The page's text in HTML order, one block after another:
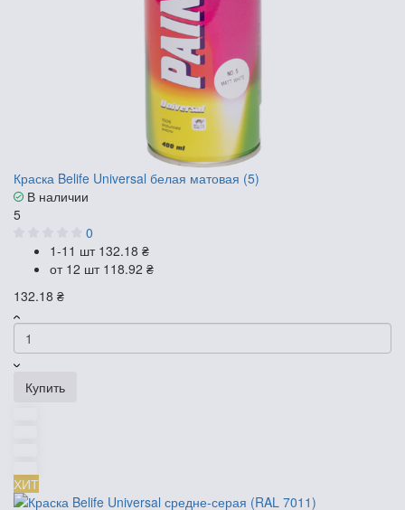
Краска Belife Universal белая матовая (5)
В наличии
5
0
1-11 шт 132.18 ₴
от 12 шт 118.92 ₴
132.18 ₴
Купить
ХИТ